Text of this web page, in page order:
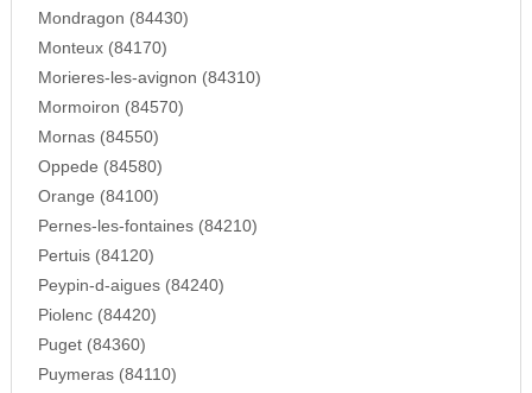
Mondragon (84430)
Monteux (84170)
Morieres-les-avignon (84310)
Mormoiron (84570)
Mornas (84550)
Oppede (84580)
Orange (84100)
Pernes-les-fontaines (84210)
Pertuis (84120)
Peypin-d-aigues (84240)
Piolenc (84420)
Puget (84360)
Puymeras (84110)